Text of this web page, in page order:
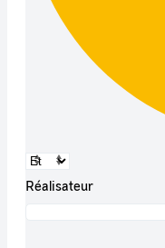
Réalisateur